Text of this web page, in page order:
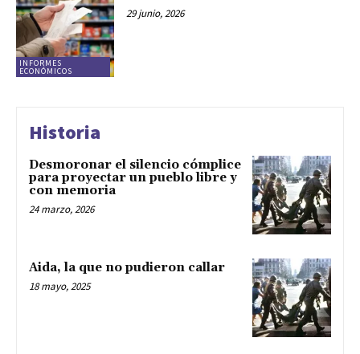
INFORMES
ECONÓMICOS
29 junio, 2026
Historia
Desmoronar el silencio cómplice
para proyectar un pueblo libre y
con memoria
24 marzo, 2026
Aida, la que no pudieron callar
18 mayo, 2025